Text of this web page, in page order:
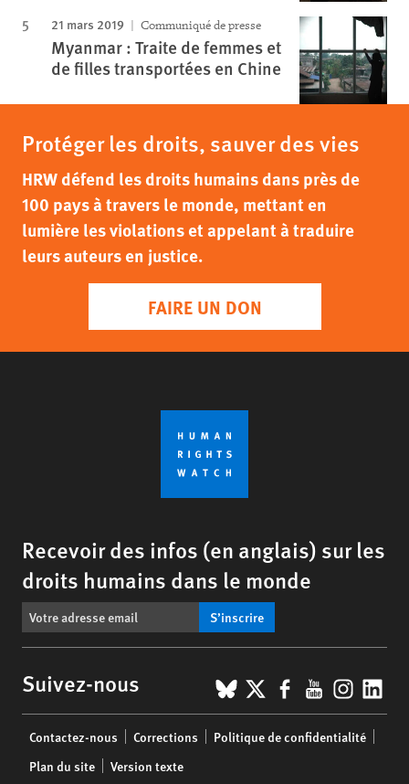
21 mars 2019 Communiqué de presse
Myanmar : Traite de femmes et
de filles transportées en Chine
Protéger les droits, sauver des vies
HRW défend les droits humains dans près de
100 pays à travers le monde, mettant en
lumière les violations et appelant à traduire
leurs auteurs en justice.
FAIRE UN DON
Recevoir des infos (en anglais) sur les
droits humains dans le monde
S’inscrire
Suivez-nous BlueSky
X Facebook
YouTube
menu
Contactez-nous Corrections
Politique de confidentialité
Plan du site
Version texte